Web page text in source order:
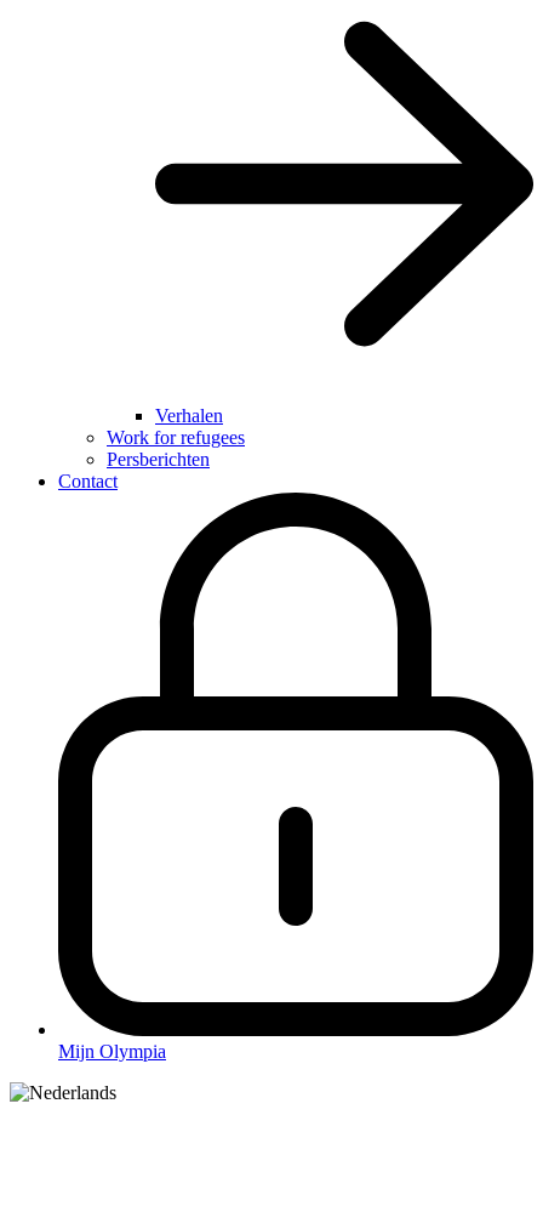
Verhalen
Work for refugees
Persberichten
Contact
Mijn Olympia